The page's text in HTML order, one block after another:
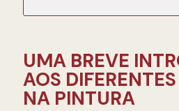
UMA BREVE
AOS
NA PINTURA